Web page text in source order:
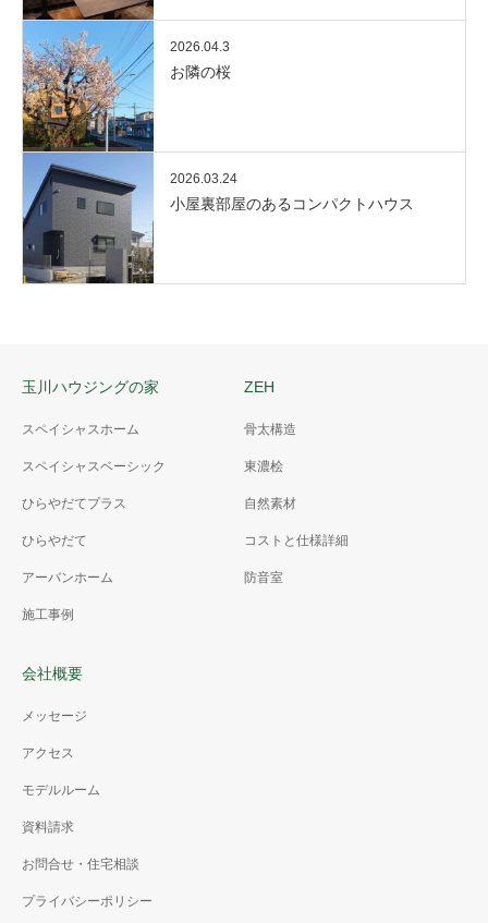
2026.04.3
お隣の桜
2026.03.24
小屋裏部屋のあるコンパクトハウス
玉川ハウジングの家
スペイシャスホーム
スペイシャスベーシック
ひらやだてプラス
ひらやだて
アーバンホーム
施工事例
ZEH
骨太構造
東濃桧
自然素材
コストと仕様詳細
防音室
会社概要
メッセージ
アクセス
モデルルーム
資料請求
お問合せ・住宅相談
プライバシーポリシー